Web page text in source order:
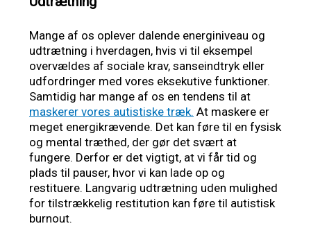
Mange af os oplever dalende energiniveau og
udtrætning i hverdagen, hvis vi til eksempel
overvældes af sociale krav, sanseindtryk eller
udfordringer med vores eksekutive funktioner.
Samtidig har mange af os en tendens til at
maskerer vores autistiske træk. At maskere er
meget energikrævende. Det kan føre til en fysisk
og mental træthed, der gør det svært at
fungere. Derfor er det vigtigt, at vi får tid og
plads til pauser, hvor vi kan lade op og
restituere. Langvarig udtrætning uden mulighed
for tilstrækkelig restitution kan føre til autistisk
burnout.